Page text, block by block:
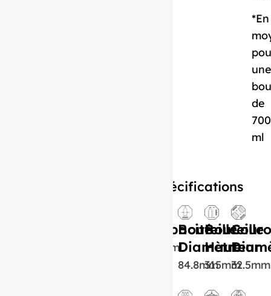
*En
une
de
700
ml
Spécifications
Capacité
750ml
Bouteille
Diamètre
84.8mm
Bouteille
Hauteur
315mm32.5mm